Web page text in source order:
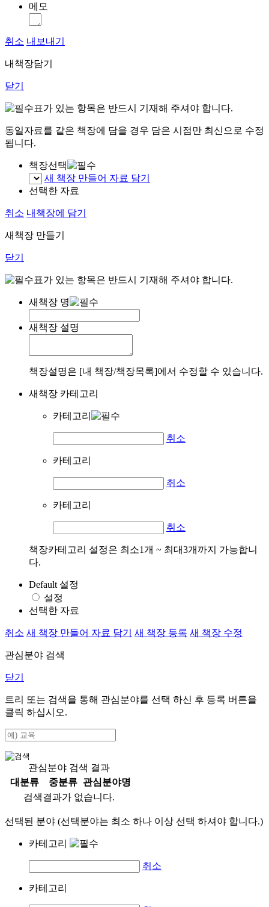
메모
취소 내보내기
내책장담기
닫기
표가 있는 항목은 반드시 기재해 주셔야 합니다.
동일자료를 같은 책장에 담을 경우 담은 시점만 최신으로 수정
됩니다.
책장선택
새 책장 만들어 자료 담기
선택한 자료
취소 내책장에 담기
새책장 만들기
닫기
표가 있는 항목은 반드시 기재해 주셔야 합니다.
새책장 명
새책장 설명
책장설명은 [내 책장/책장목록]에서 수정할 수 있습니다.
새책장 카테고리
카테고리
취소
카테고리
취소
카테고리
취소
책장카테고리 설정은 최소1개 ~ 최대3개까지 가능합니
다.
Default 설정
설정
선택한 자료
취소 새 책장 만들어 자료 담기 새 책장 등록 새 책장 수정
관심분야 검색
닫기
트리 또는 검색을 통해 관심분야를 선택 하신 후 등록 버튼을
클릭 하십시오.
관심분야 검색 결과
대분류
중분류
관심분야명
검색결과가 없습니다.
선택된 분야 (선택분야는 최소 하나 이상 선택 하셔야 합니다.)
카테고리
취소
카테고리